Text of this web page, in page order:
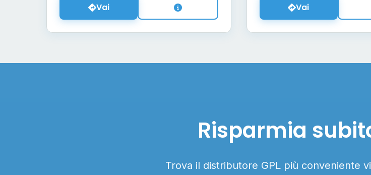
Vai Vai
Risparmia
Trova il distributore GPL più conveniente